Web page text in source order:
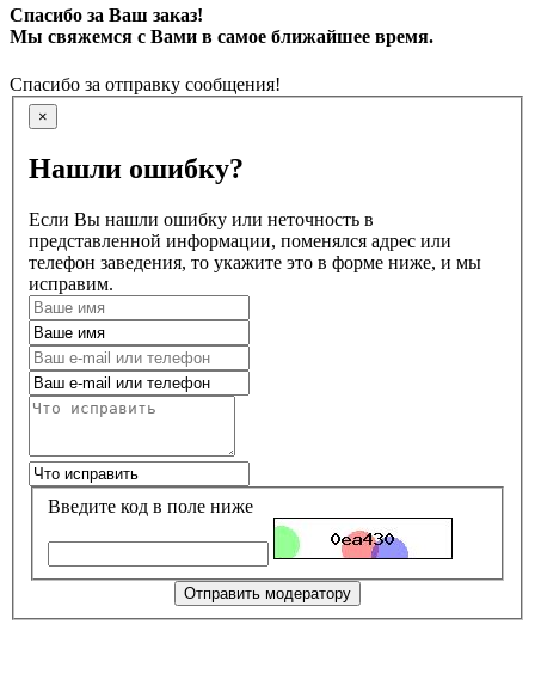
Спасибо за Ваш заказ!
Мы свяжемся с Вами в самое ближайшее время.
Спасибо за отправку сообщения!
×
Нашли ошибку?
Если Вы нашли ошибку или неточность в
представленной информации, поменялся адрес или
телефон заведения, то укажите это в форме ниже, и мы
исправим.
Введите код в поле ниже
Отправить модератору